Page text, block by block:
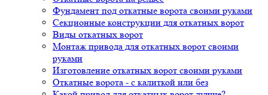
Фундамент под откатные ворота своими руками
Секционные конструкции для откатных ворот
Виды откатных ворот
Монтаж привода для откатных ворот своими
руками
Изготовление откатных ворот своими руками
Откатные ворота - с калиткой или без